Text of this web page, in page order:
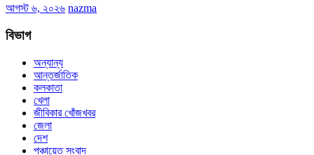
আগস্ট ৬, ২০২৬ nazma
বিভাগ
অন্যান্য
আন্তর্জাতিক
কলকাতা
খেলা
জীবিকার খোঁজখবর
জেলা
দেশ
পঞ্চায়েত সংবাদ